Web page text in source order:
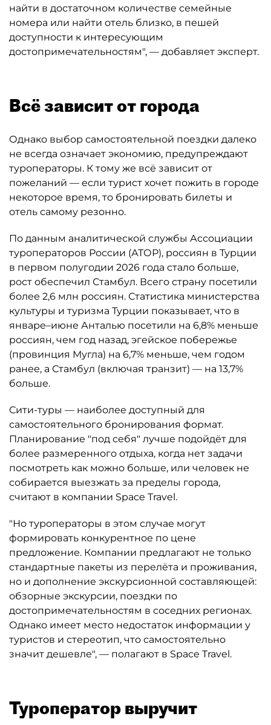
найти в достаточном количестве семейные
номера или найти отель близко, в пешей
доступности к интересующим
достопримечательностям", — добавляет эксперт.
Всё зависит от города
Однако выбор самостоятельной поездки далеко
не всегда означает экономию, предупреждают
туроператоры. К тому же всё зависит от
пожеланий — если турист хочет пожить в городе
некоторое время, то бронировать билеты и
отель самому резонно.
По данным аналитической службы Ассоциации
туроператоров России (АТОР), россиян в Турции
в первом полугодии 2026 года стало больше,
рост обеспечил Стамбул. Всего страну посетили
более 2,6 млн россиян. Статистика министерства
культуры и туризма Турции показывает, что в
январе–июне Анталью посетили на 6,8% меньше
россиян, чем год назад, эгейское побережье
(провинция Мугла) на 6,7% меньше, чем годом
ранее, а Стамбул (включая транзит) — на 13,7%
больше.
Сити-туры — наиболее доступный для
самостоятельного бронирования формат.
Планирование "под себя" лучше подойдёт для
более размеренного отдыха, когда нет задачи
посмотреть как можно больше, или человек не
собирается выезжать за пределы города,
считают в компании Space Travel.
"Но туроператоры в этом случае могут
формировать конкурентное по цене
предложение. Компании предлагают не только
стандартные пакеты из перелёта и проживания,
но и дополнение экскурсионной составляющей:
обзорные экскурсии, поездки по
достопримечательностям в соседних регионах.
Однако имеет место недостаток информации у
туристов и стереотип, что самостоятельно
значит дешевле", — полагают в Space Travel.
Туроператор выручит